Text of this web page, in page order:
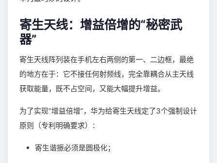
寄生天线：增益倍增的“秘密武
器”
寄生天线阵列装在手机左右两侧的第一、二边框，最绝
的地方在于：它不接任何射频线，完全靠耦合从主天线
获取能量，既不占空间，又能大幅提升增益。
为了实现“增益倍增”，华为给寄生天线定了3个强制设计
原则（专利明确要求）：
寄生谐振必须是圆极化；